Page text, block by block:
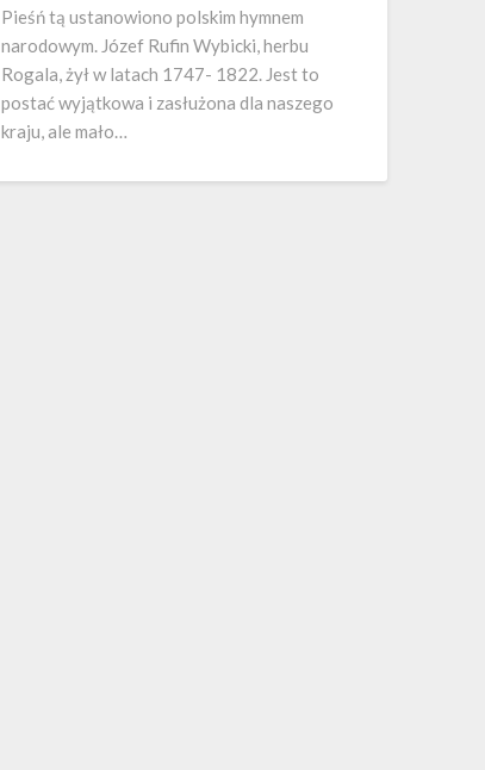
Pieśń tą ustanowiono polskim hymnem
narodowym. Józef Rufin Wybicki, herbu
Rogala, żył w latach 1747- 1822. Jest to
postać wyjątkowa i zasłużona dla naszego
kraju, ale mało…